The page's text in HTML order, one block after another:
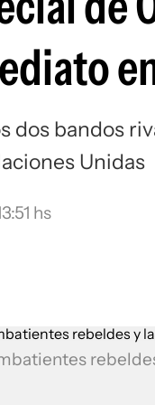
dos bandos
Unidas
hs